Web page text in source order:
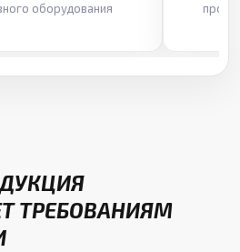
оборудования
ТРЕБОВАНИЯМ